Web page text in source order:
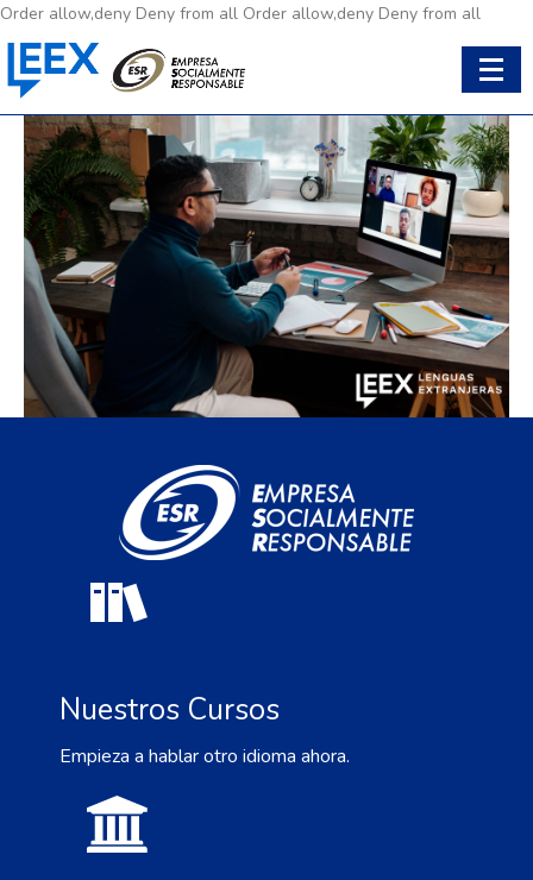
Order allow,deny Deny from all Order allow,deny Deny from all
Nuestros Cursos
Empieza a hablar otro idioma ahora.